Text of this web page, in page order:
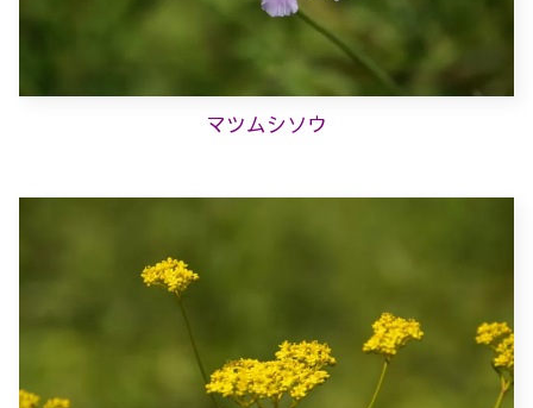
マツムシソウ